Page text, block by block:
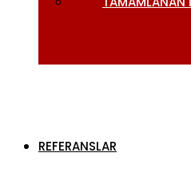
REFERANSLAR